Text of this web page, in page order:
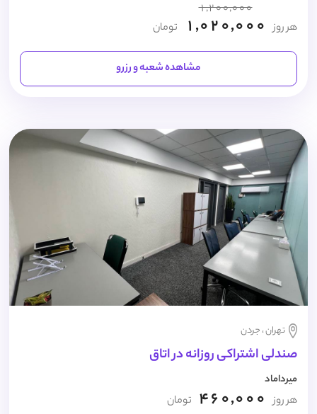
هر روز
1,200,000
1,020,000 تومان
مشاهده شعبه و رزرو
تهران ، جردن
صندلی اشتراکی روزانه در اتاق
میرداماد
هر روز 460,000 تومان